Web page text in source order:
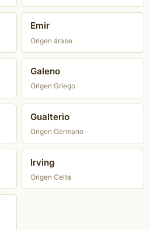
Emir
Origen árabe
Galeno
Origen Griego
Gualterio
Origen Germano
Irving
Origen Celta